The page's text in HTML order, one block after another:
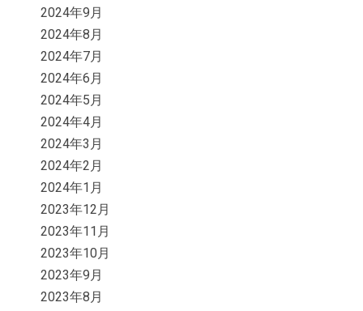
2024年9月
2024年8月
2024年7月
2024年6月
2024年5月
2024年4月
2024年3月
2024年2月
2024年1月
2023年12月
2023年11月
2023年10月
2023年9月
2023年8月